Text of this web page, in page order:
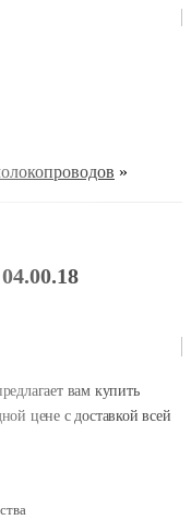
»
вам купить
цене с доставкой всей